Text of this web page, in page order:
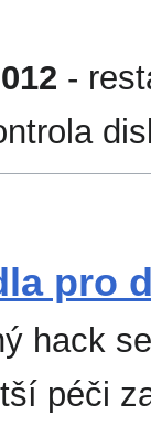
-
pro
hack
péči